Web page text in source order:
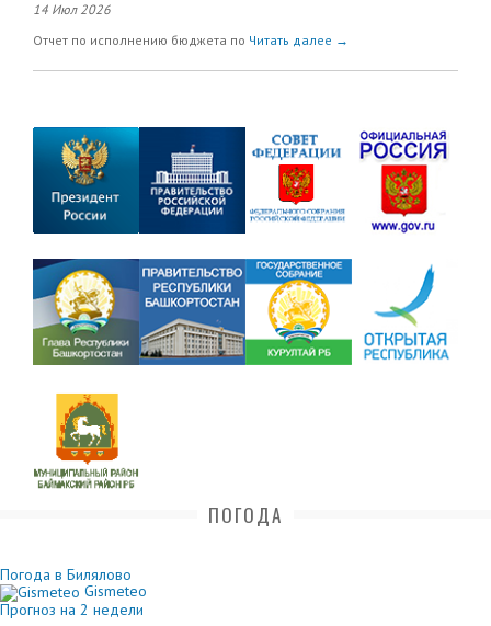
14 Июл 2026
Отчет по исполнению бюджета по Читать далее →
ПОГОДА
Погода в Билялово
Gismeteo
Прогноз на 2 недели